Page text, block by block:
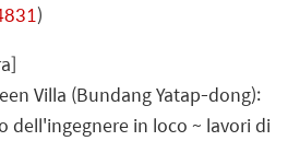
)
Villa (Bundang Yatap-dong):
dell'ingegnere in loco ~ lavori di